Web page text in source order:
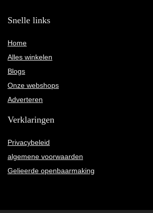
Snelle links
Home
Alles winkelen
Blogs
Onze webshops
Adverteren
Verklaringen
Privacybeleid
algemene voorwaarden
Gelieerde openbaarmaking